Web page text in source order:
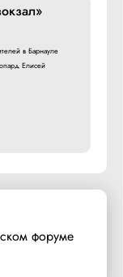
в Барнауле
Елисей
форуме